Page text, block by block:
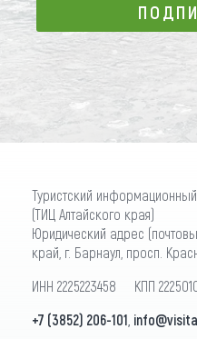
Туристский
(ТИЦ Алтайского края)
Юридический адрес
край, г. Барнаул, просп.
ИНН 2225223458 КПП
+7 (3852) 206-101